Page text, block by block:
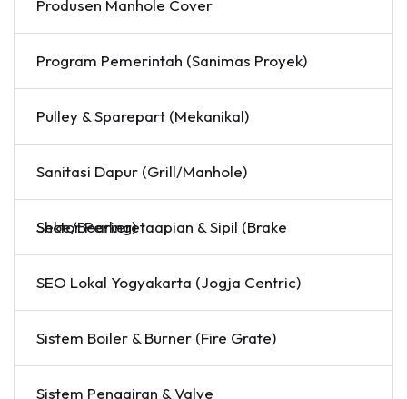
Produsen Manhole Cover
Program Pemerintah (Sanimas Proyek)
Pulley & Sparepart (Mekanikal)
Sanitasi Dapur (Grill/Manhole)
Sektor Perkeretaapian & Sipil (Brake Shoe/Bearing)
SEO Lokal Yogyakarta (Jogja Centric)
Sistem Boiler & Burner (Fire Grate)
Sistem Pengairan & Valve